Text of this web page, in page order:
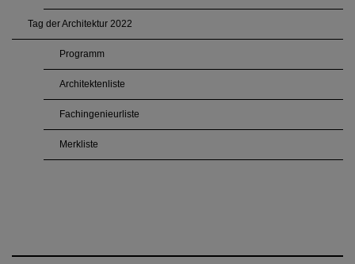
Tag der Architektur 2022
Programm
Architektenliste
Fachingenieurliste
Merkliste